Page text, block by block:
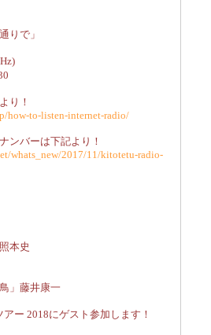
りで」
り！
how-to-listen-internet-radio/
ンバーは下記より！
whats_new/2017/11/kitotetu-radio-
本史
」藤井康一
ー 2018にゲスト参加します！